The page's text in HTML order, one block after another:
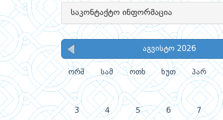
საკონტაქტო ინფორმაცია
აგვისტო 2026
ორშ სამ ოთხ ხუთ პარ
3 4 5 6 7